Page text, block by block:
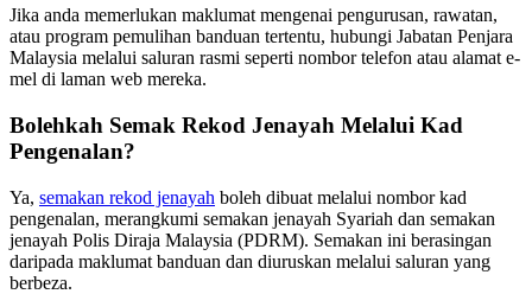
Jika anda memerlukan maklumat mengenai pengurusan, rawatan,
atau program pemulihan banduan tertentu, hubungi Jabatan Penjara
Malaysia melalui saluran rasmi seperti nombor telefon atau alamat e-
mel di laman web mereka.
Bolehkah Semak Rekod Jenayah Melalui Kad
Pengenalan?
Ya, semakan rekod jenayah boleh dibuat melalui nombor kad
pengenalan, merangkumi semakan jenayah Syariah dan semakan
jenayah Polis Diraja Malaysia (PDRM). Semakan ini berasingan
daripada maklumat banduan dan diuruskan melalui saluran yang
berbeza.